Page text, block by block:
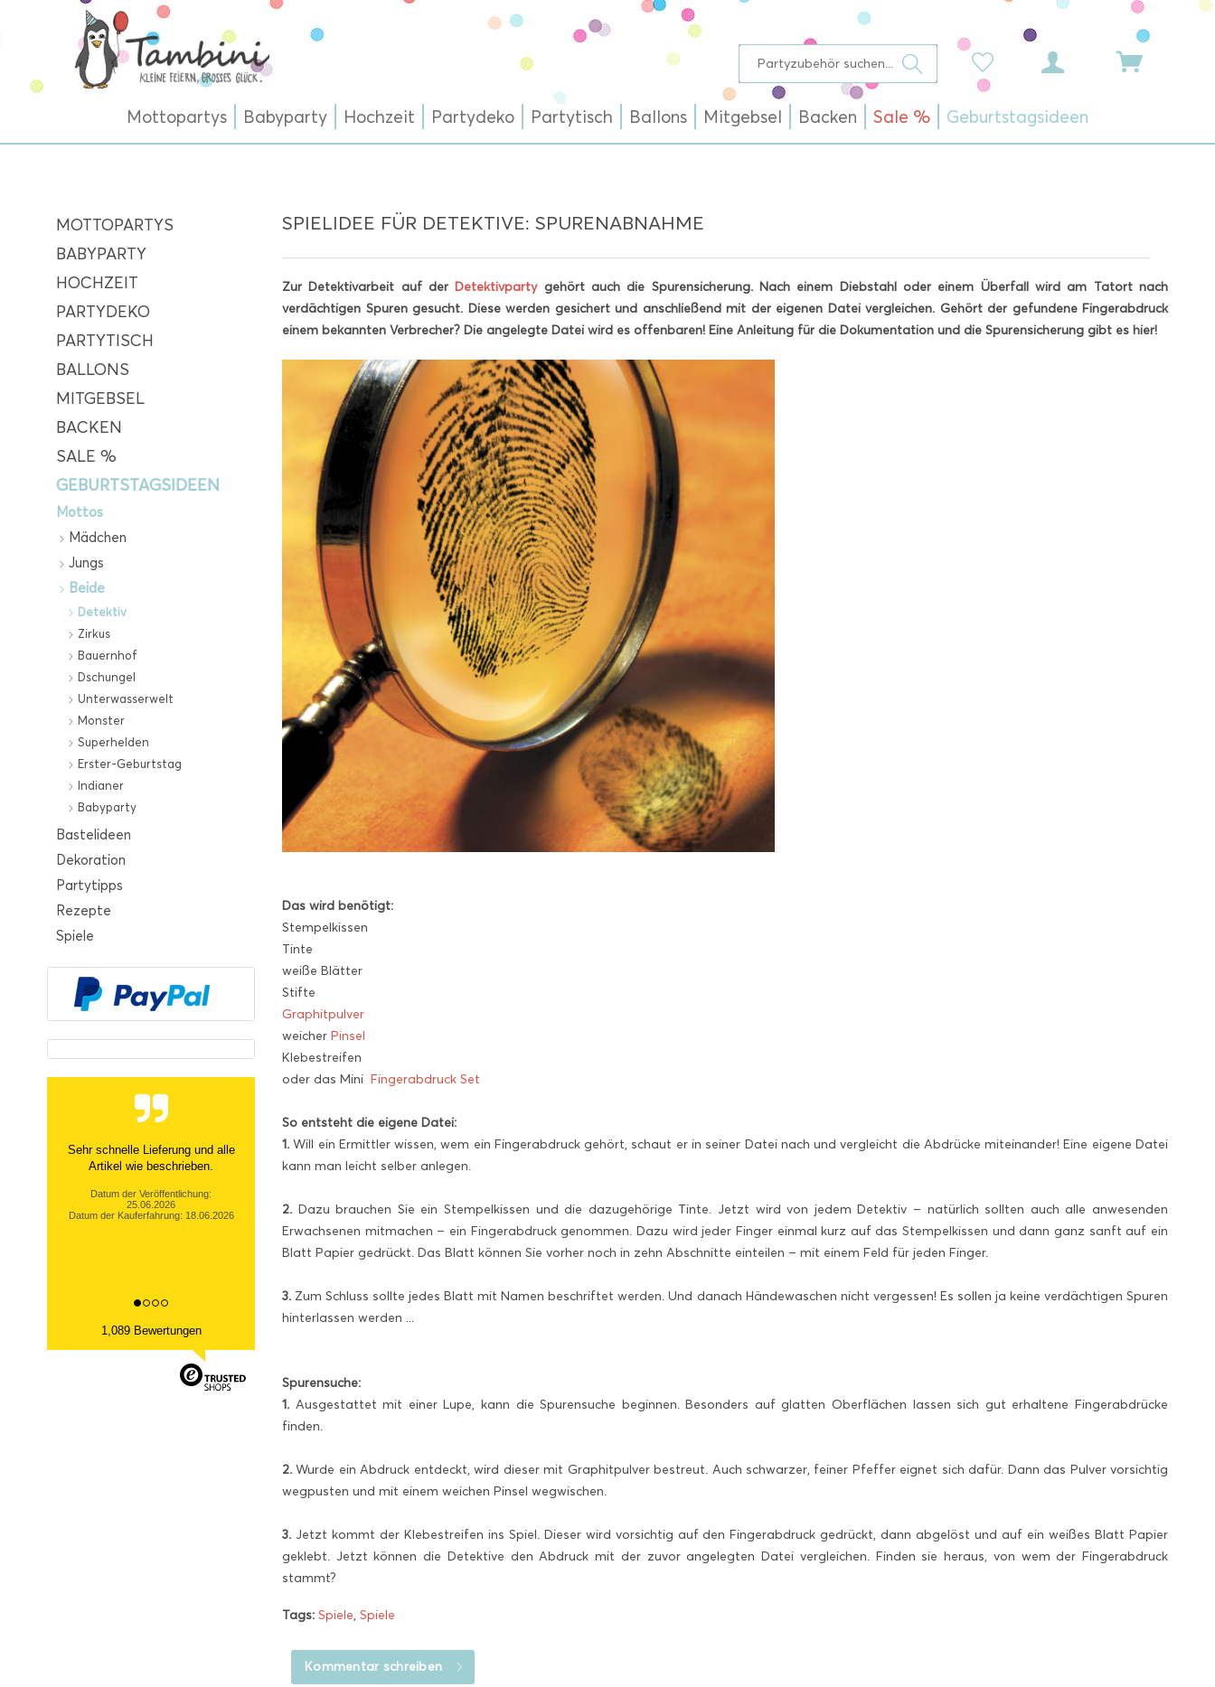
Mottopartys Babyparty Hochzeit Partydeko Partytisch Ballons Mitgebsel Backen Sale % Geburtstagsideen
MOTTOPARTYS
BABYPARTY
HOCHZEIT
PARTYDEKO
PARTYTISCH
BALLONS
MITGEBSEL
BACKEN
SALE %
GEBURTSTAGSIDEEN
Mottos
Mädchen
Jungs
Beide
Detektiv
Zirkus
Bauernhof
Dschungel
Unterwasserwelt
Monster
Superhelden
Erster-Geburtstag
Indianer
Babyparty
Bastelideen
Dekoration
Partytipps
Rezepte
Spiele
Sehr schnelle Lieferung und alle
Artikel wie beschrieben.
Datum der Veröffentlichung:
25.06.2026
Datum der Kauferfahrung: 18.06.2026
1,089 Bewertungen
SPIELIDEE FÜR DETEKTIVE: SPURENABNAHME
Zur Detektivarbeit auf der Detektivparty gehört auch die Spurensicherung. Nach einem Diebstahl oder einem Überfall wird am Tatort nach
verdächtigen Spuren gesucht. Diese werden gesichert und anschließend mit der eigenen Datei vergleichen. Gehört der gefundene Fingerabdruck
einem bekannten Verbrecher? Die angelegte Datei wird es offenbaren! Eine Anleitung für die Dokumentation und die Spurensicherung gibt es hier!
Das wird benötigt:
Stempelkissen
Tinte
weiße Blätter
Stifte
Graphitpulver
weicher Pinsel
Klebestreifen
oder das Mini Fingerabdruck Set
So entsteht die eigene Datei:
1. Will ein Ermittler wissen, wem ein Fingerabdruck gehört, schaut er in seiner Datei nach und vergleicht die Abdrücke miteinander! Eine eigene Datei
kann man leicht selber anlegen.
2. Dazu brauchen Sie ein Stempelkissen und die dazugehörige Tinte. Jetzt wird von jedem Detektiv – natürlich sollten auch alle anwesenden
Erwachsenen mitmachen – ein Fingerabdruck genommen. Dazu wird jeder Finger einmal kurz auf das Stempelkissen und dann ganz sanft auf ein
Blatt Papier gedrückt. Das Blatt können Sie vorher noch in zehn Abschnitte einteilen – mit einem Feld für jeden Finger.
3. Zum Schluss sollte jedes Blatt mit Namen beschriftet werden. Und danach Händewaschen nicht vergessen! Es sollen ja keine verdächtigen Spuren
hinterlassen werden ...
Spurensuche:
1. Ausgestattet mit einer Lupe, kann die Spurensuche beginnen. Besonders auf glatten Oberflächen lassen sich gut erhaltene Fingerabdrücke
finden.
2.Wurde ein Abdruck entdeckt, wird dieser mit Graphitpulver bestreut. Auch schwarzer, feiner Pfeffer eignet sich dafür. Dann das Pulver vorsichtig
wegpusten und mit einem weichen Pinsel wegwischen.
3. Jetzt kommt der Klebestreifen ins Spiel. Dieser wird vorsichtig auf den Fingerabdruck gedrückt, dann abgelöst und auf ein weißes Blatt Papier
geklebt. Jetzt können die Detektive den Abdruck mit der zuvor angelegten Datei vergleichen. Finden sie heraus, von wem der Fingerabdruck
stammt?
Tags: Spiele, Spiele
Kommentar schreiben